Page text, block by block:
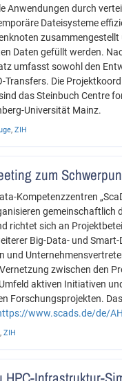
Anwendungen durch
Dateisysteme
Daten gefüllt werden.
umfasst sowohl den
Transfers. Die
das Steinbuch Centre
Universität Mainz.
ZIH
zum
Kompetenzzentren
richtet sich an
Big-Data- und
und
zwischen den
aktiven Initiativen
Forschungsprojekten.
www.scads.de/de/
ZIH